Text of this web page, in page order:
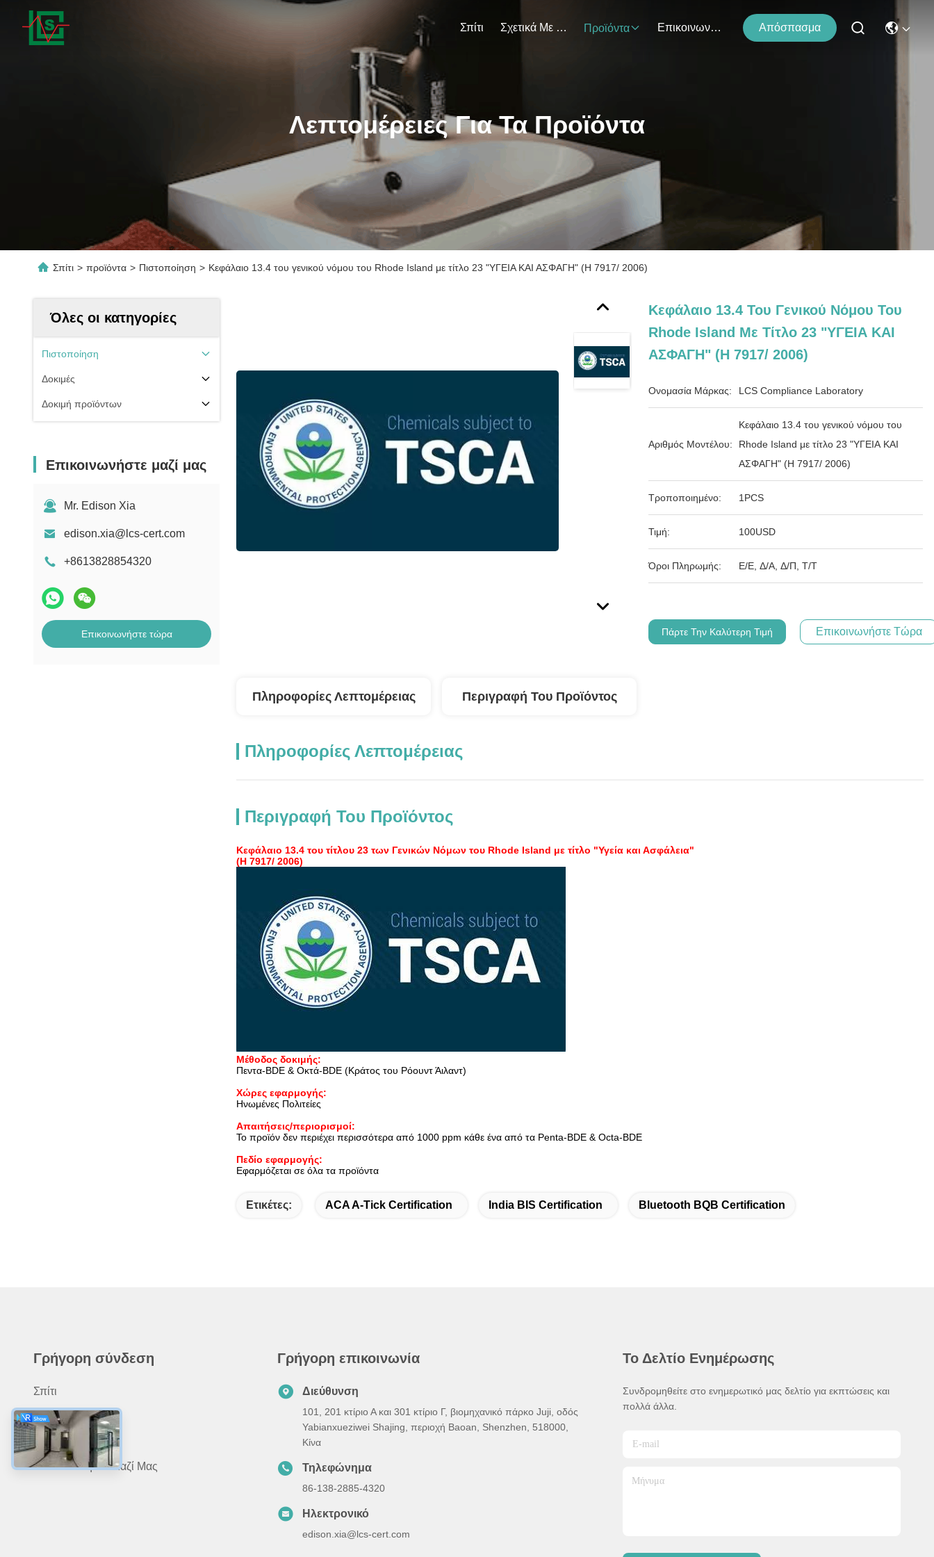
Σπίτι Σχετικά Με Εμάς Προϊόντα Επικοινωνήστε Μαζί Μας Απόσπασμα
Λεπτομέρειες Για Τα Προϊόντα
Σπίτι > προϊόντα > Πιστοποίηση > Κεφάλαιο 13.4 του γενικού νόμου του Rhode Island με τίτλο 23 "ΥΓΕΙΑ ΚΑΙ ΑΣΦΑΓΗ" (H 7917/ 2006)
Όλες οι κατηγορίες
Πιστοποίηση
Δοκιμές
Δοκιμή προϊόντων
Επικοινωνήστε μαζί μας
Mr. Edison Xia
edison.xia@lcs-cert.com
+8613828854320
Επικοινωνήστε τώρα
Κεφάλαιο 13.4 Του Γενικού Νόμου Του
Rhode Island Με Τίτλο 23 "ΥΓΕΙΑ ΚΑΙ
ΑΣΦΑΓΗ" (H 7917/ 2006)
Ονομασία Μάρκας: LCS Compliance Laboratory
Αριθμός Μοντέλου:
Κεφάλαιο 13.4 του γενικού νόμου του
Rhode Island με τίτλο 23 "ΥΓΕΙΑ ΚΑΙ
ΑΣΦΑΓΗ" (H 7917/ 2006)
Τροποποιημένο: 1PCS
Τιμή: 100USD
Όροι Πληρωμής: Ε/Ε, Δ/Α, Δ/Π, Τ/Τ
Πάρτε Την Καλύτερη Τιμή Επικοινωνήστε Τώρα
Πληροφορίες Λεπτομέρειας Περιγραφή Του Προϊόντος
Πληροφορίες Λεπτομέρειας
Περιγραφή Του Προϊόντος
Κεφάλαιο 13.4 του τίτλου 23 των Γενικών Νόμων του Rhode Island με τίτλο "Υγεία και Ασφάλεια"
(H 7917/ 2006)
Μέθοδος δοκιμής:
Πεντα-BDE & Οκτά-BDE (Κράτος του Ρόουντ Άιλαντ)
Χώρες εφαρμογής:
Ηνωμένες Πολιτείες
Απαιτήσεις/περιορισμοί:
Το προϊόν δεν περιέχει περισσότερα από 1000 ppm κάθε ένα από τα Penta-BDE & Octa-BDE
Πεδίο εφαρμογής:
Εφαρμόζεται σε όλα τα προϊόντα
Ετικέτες: ACA A-Tick Certification India BIS Certification Bluetooth BQB Certification
Γρήγορη σύνδεση
Σπίτι
Προϊόντα
Σχετικά Με Εμάς
Επικοινωνήστε Μαζί Μας
Γρήγορη επικοινωνία
Διεύθυνση
101, 201 κτίριο Α και 301 κτίριο Γ, βιομηχανικό πάρκο Juji, οδός
Yabianxueziwei Shajing, περιοχή Baoan, Shenzhen, 518000,
Κίνα
Τηλεφώνημα
86-138-2885-4320
Ηλεκτρονικό
edison.xia@lcs-cert.com
Το Δελτίο Ενημέρωσης
Συνδρομηθείτε στο ενημερωτικό μας δελτίο για εκπτώσεις και
πολλά άλλα.